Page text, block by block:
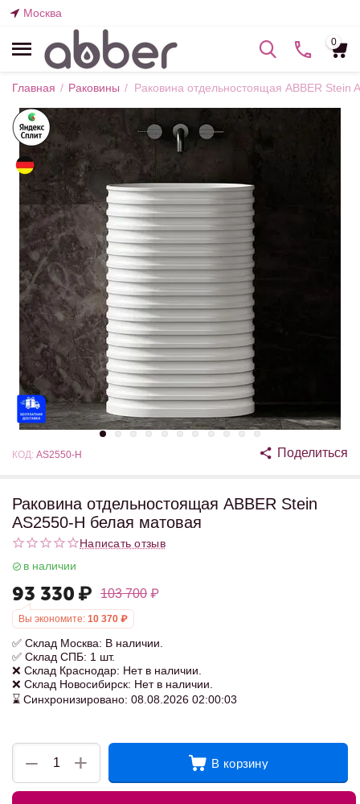
Москва
0
Главная / Раковины / Раковина отдельностоящая ABBER Stein
КОД: AS2550-H Поделиться
Раковина отдельностоящая ABBER Stein
AS2550-H белая матовая
Написать отзыв
в наличии
93 330 ₽ 103 700 ₽
Вы экономите: 10 370 ₽
✅ Склад Москва: В наличии.
✅ Склад СПБ: 1 шт.
❌ Склад Краснодар: Нет в наличии.
❌ Склад Новосибирск: Нет в наличии.
⌛ Синхронизировано: 08.08.2026 02:00:03
+
− В корзину